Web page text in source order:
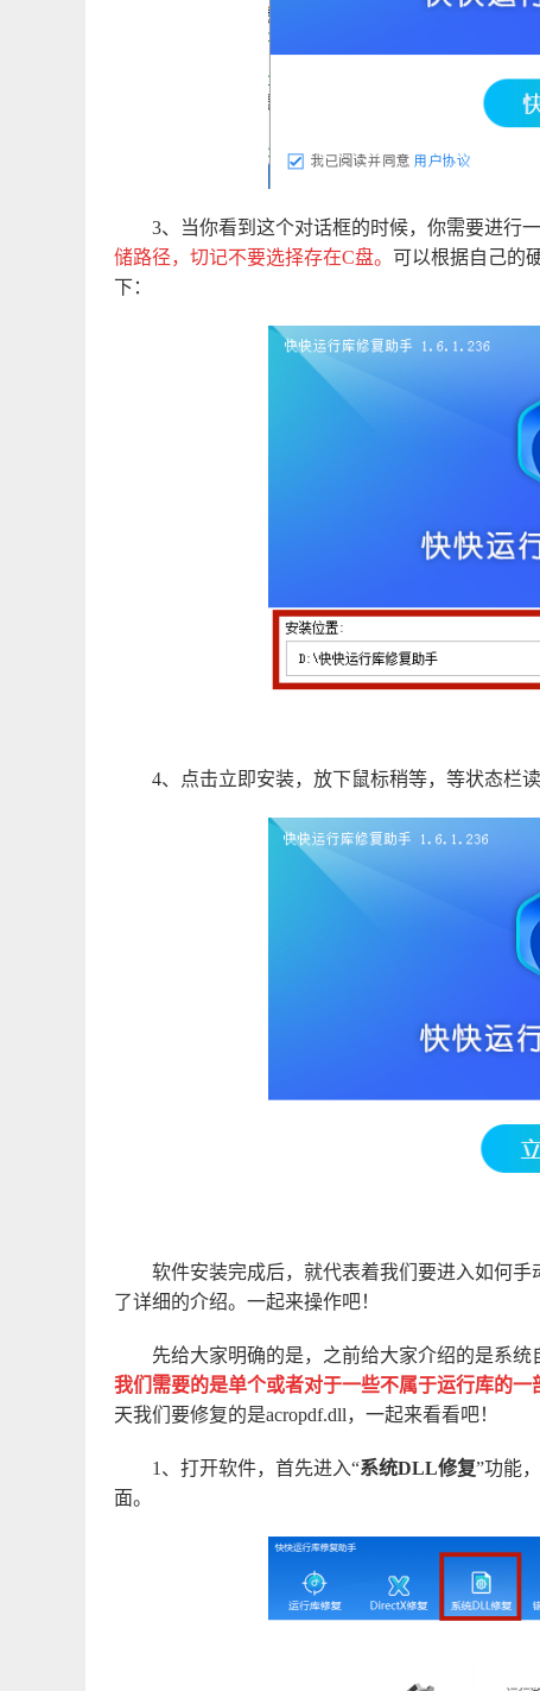
3、当你看到这个对话框的时候，你需要进行
储路径，切记不要选择存在C盘。 可以根据自己的
下：
4、点击立即安装，放下鼠标稍等，等状态栏
软件安装完成后，就代表着我们要进入如何
了详细的介绍。一起来操作吧！
先给大家明确的是，之前给大家介绍的是系统
我们需要的是单个或者对于一些不属于运行库的
天我们要修复的是acropdf.dll，一起来看看吧！
1、打开软件，首先进入“系统DLL修复”功能
面。